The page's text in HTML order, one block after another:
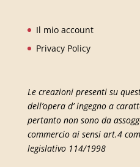
Il mio account
Privacy Policy
Le creazioni presenti su
dell’opera d’ ingegno a
pertanto non sono da
commercio ai sensi art.4
legislativo 114/1998